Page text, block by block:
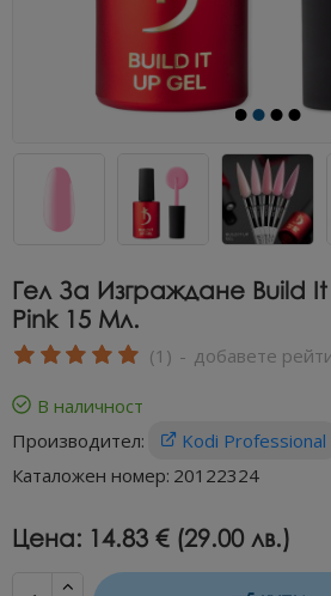
Гел За Изграждане Build
Pink 15 Мл.
В наличност
Производител:
Kodi Professional
Каталожен номер: 20122324
(1) - добавете
Цена: 14.83 € (29.00 лв.)